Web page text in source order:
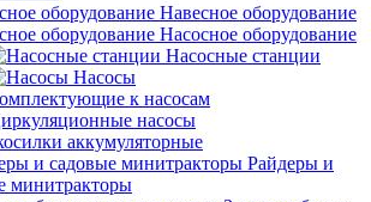
Навесное оборудование
Насосное оборудование
Насосные станции
Насосы
к насосам
насосы
аккумуляторные
Райдеры и
минитракторы